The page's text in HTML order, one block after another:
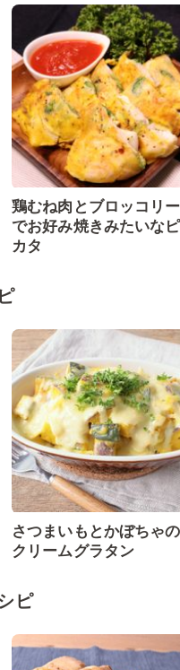
鶏むね肉とブロッコリー
でお好み焼きみたいなピ
カタ
さつまいもとかぼちゃの
クリームグラタン
ピ